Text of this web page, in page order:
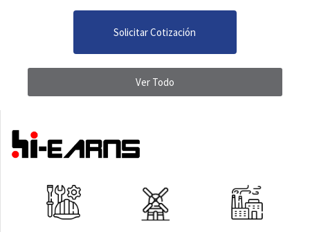
Solicitar Cotización
Ver Todo